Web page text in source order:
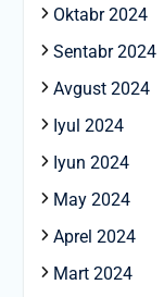
Oktabr 2024
Sentabr 2024
Avgust 2024
Iyul 2024
Iyun 2024
May 2024
Aprel 2024
Mart 2024